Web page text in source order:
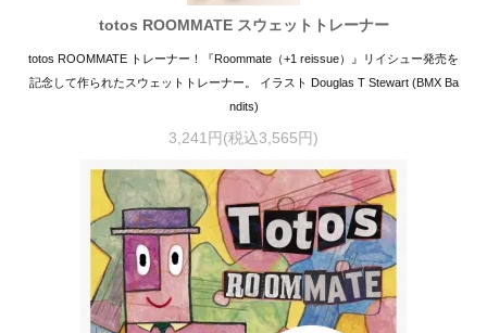
totos ROOMMATE スウェットトレーナー
totos ROOMMATE トレーナー！『Roommate（+1 reissue）』リイシュー発売を
記念して作られたスウェットトレーナー。 イラスト Douglas T Stewart (BMX Ba
ndits)
3,241円(税込3,565円)